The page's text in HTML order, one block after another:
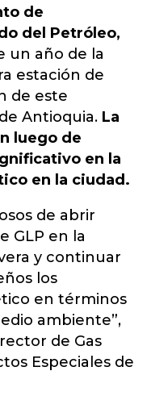
de
del Petróleo,
un año de la
estación de
de este
Antioquia. La
luego de
en la
en la ciudad.
de abrir
GLP en la
y continuar
los
en términos
ambiente”,
de Gas
Especiales de